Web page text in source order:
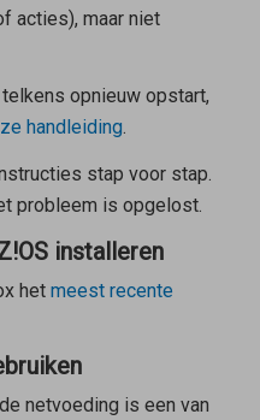
acties), maar niet
opnieuw opstart,
handleiding.
stap voor stap.
probleem is opgelost.
installeren
het meest recente
netvoeding is een van